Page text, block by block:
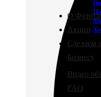
О
Акции
Сделаем
Бизнесу
Видео
FAQ